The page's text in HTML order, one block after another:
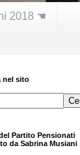
2018 ☚
nel sito
Partito Pensionati
da Sabrina Musiani